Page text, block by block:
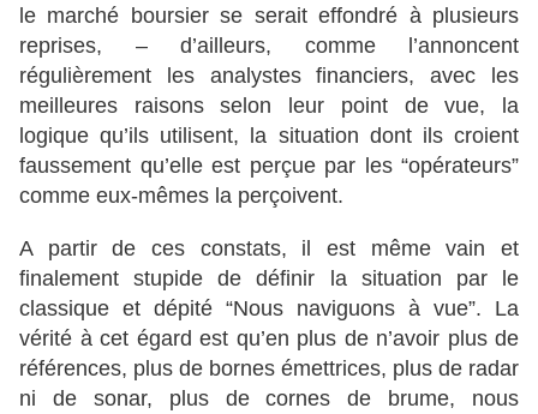
le marché boursier se serait effondré à plusieurs
reprises, – d’ailleurs, comme l’annoncent
régulièrement les analystes financiers, avec les
meilleures raisons selon leur point de vue, la
logique qu’ils utilisent, la situation dont ils croient
faussement qu’elle est perçue par les “opérateurs”
comme eux-mêmes la perçoivent.
A partir de ces constats, il est même vain et
finalement stupide de définir la situation par le
classique et dépité “Nous naviguons à vue”. La
vérité à cet égard est qu’en plus de n’avoir plus de
références, plus de bornes émettrices, plus de radar
ni de sonar, plus de cornes de brume, nous